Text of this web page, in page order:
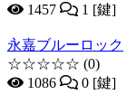
1457
1 [鍵]
永嘉ブルーロック
☆☆☆☆☆ (0)
1086
0 [鍵]